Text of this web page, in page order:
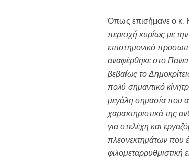
Όπως επισήμανε ο κ.
περιοχή κυρίως με
επιστημονικό
αναφέρθηκε στο
βεβαίως το
πολύ σημαντικό
μεγάλη σημασία που
χαρακτηριστικά της
για στελέχη και
πλεονεκτημάτων που